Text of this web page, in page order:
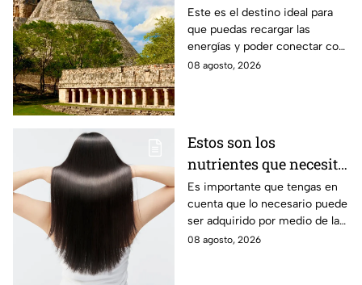
desconectarte de la
rutina
Este es el destino ideal para
que puedas recargar las
energías y poder conectar con
naturaleza.
08 agosto, 2026
Estos son los
nutrientes que necesita
tu cabello a partir de
los 40 años
Es importante que tengas en
cuenta que lo necesario puede
ser adquirido por medio de la
alimentación.
08 agosto, 2026